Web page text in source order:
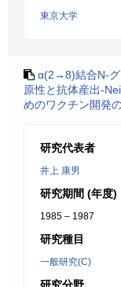
東京大学
α(2→8)結合N-グ
原性と抗体産出-
めのワクチン開発
研究代表者
井上 康男
研究期間 (年度)
1985 – 1987
研究種目
一般研究(C)